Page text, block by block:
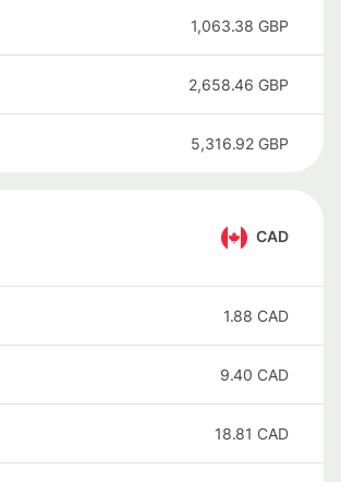
1,063.38 GBP
2,658.46 GBP
5,316.92 GBP
CAD
1.88 CAD
9.40 CAD
18.81 CAD